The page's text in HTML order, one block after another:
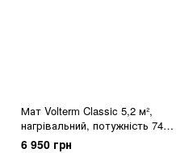
Мат Volterm Classic 5,2 м²,
нагрівальний, потужність 740
Вт
6 950 грн